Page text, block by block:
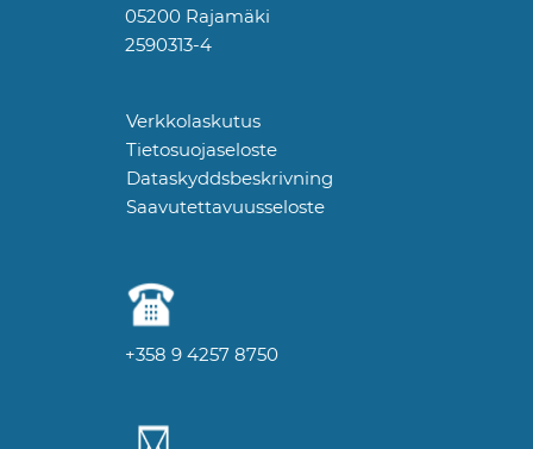
05200 Rajamäki
2590313-4
Verkkolaskutus
Tietosuojaseloste
Dataskyddsbeskrivning
Saavutettavuusseloste
+358 9 4257 8750